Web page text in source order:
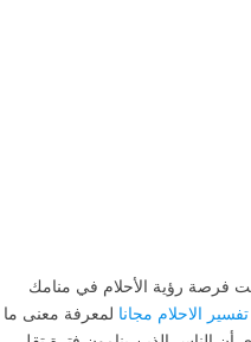
فرصة رؤية الأحلام في منامك
تفسير الاحلام مجانا لمعرفة معنى ما